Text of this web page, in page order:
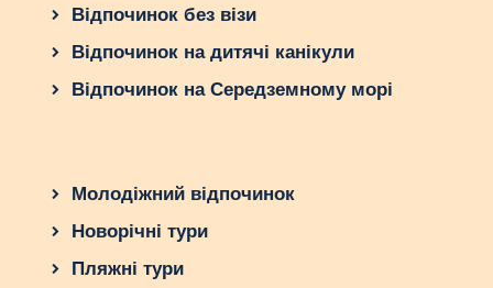
Відпочинок без візи
Відпочинок на дитячі канікули
Відпочинок на Середземному морі
Молодіжний відпочинок
Новорічні тури
Пляжні тури